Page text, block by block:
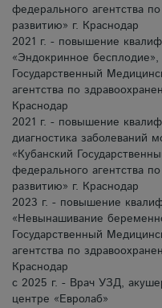
федерального агентства
развитию» г. Краснодар
2021 г. - повышение
«Эндокринное
Государственный
агентства по
Краснодар
2021 г. - повышение
диагностика
«Кубанский
федерального агентства
развитию» г. Краснодар
2023 г. - повышение
«Невынашивание
Государственный
агентства по
Краснодар
с 2025 г. - Врач УЗД,
центре «Евролаб»